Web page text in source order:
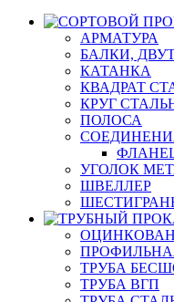
АРМАТУРА
БАЛКИ,
КАТАНКА
КВАДРАТ
КРУГ
ПОЛОСА
УГОЛОК
ШВЕЛЛЕР
ТРУБА
ТРУБА ВГП